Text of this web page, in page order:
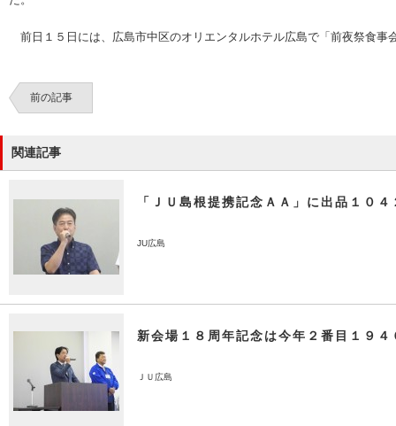
前日１５日には、広島市中区のオリエンタルホテル広島で「前夜祭食事
前の記事
関連記事
「ＪＵ島根提携記念ＡＡ」に出品１０４
JU広島
新会場１８周年記念は今年２番目１９４
ＪＵ広島